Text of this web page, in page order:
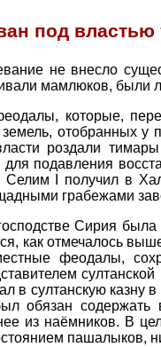
под властью
не внесло
мамлюков, были
которые,
земель, отобранных
роздали
подавления
Селим I получил в
грабежами
Сирия
как отмечалось
местные феодалы,
в султанскую казну
обязан содержать
из наёмников. В
пашалыков,